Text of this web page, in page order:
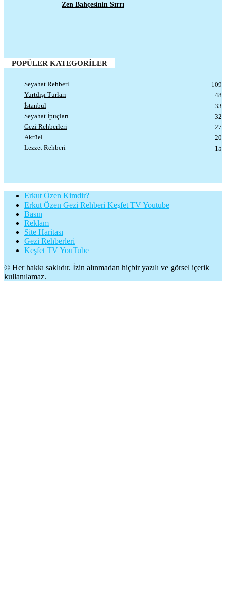
Zen Bahçesinin Sırrı
POPÜLER KATEGORİLER
Seyahat Rehberi
109
Yurtdışı Turları
48
İstanbul
33
Seyahat İpuçları
32
Gezi Rehberleri
27
Aktüel
20
Lezzet Rehberi
15
Erkut Özen Kimdir?
Erkut Özen Gezi Rehberi Keşfet TV Youtube
Basın
Reklam
Site Haritası
Gezi Rehberleri
Keşfet TV YouTube
© Her hakkı saklıdır. İzin alınmadan hiçbir yazılı ve görsel içerik
kullanılamaz.